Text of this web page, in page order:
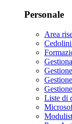
Personale
Area
Liste di